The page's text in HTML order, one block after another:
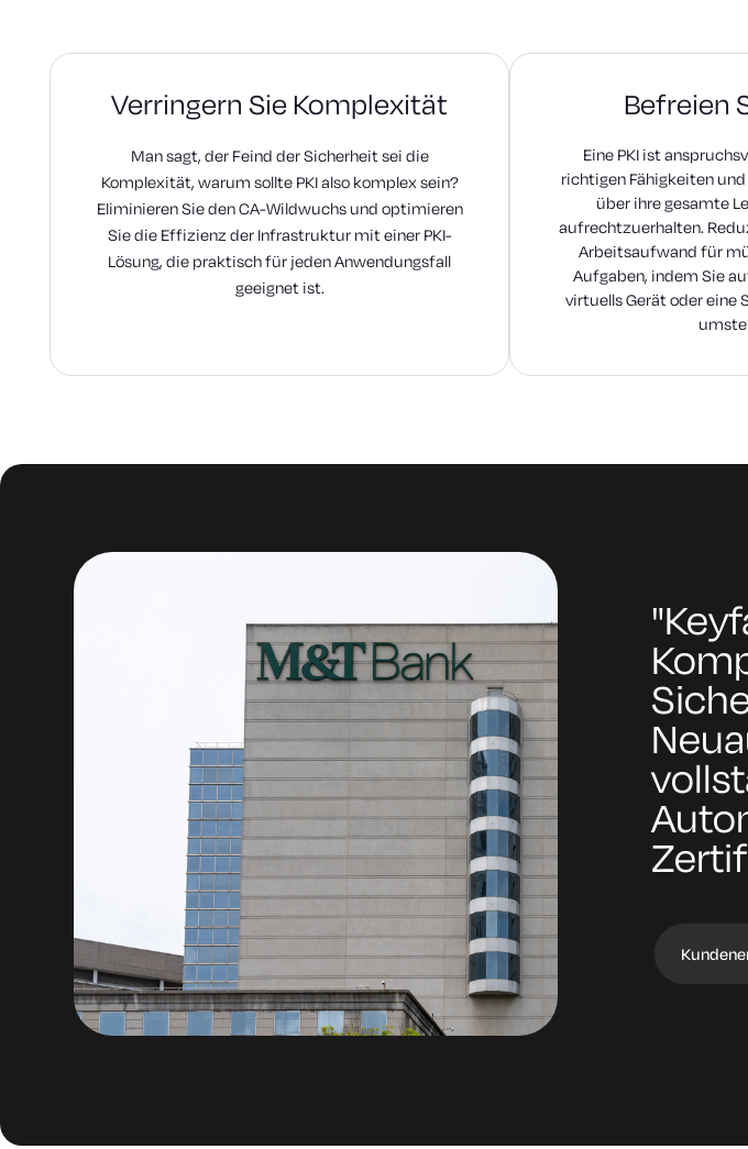
Verringern Sie Komplexität
Man sagt, der Feind der Sicherheit sei die
Komplexität, warum sollte PKI also komplex sein?
Eliminieren Sie den CA-Wildwuchs und optimieren
Sie die Effizienz der Infrastruktur mit einer PKI-
Lösung, die praktisch für jeden Anwendungsfall
geeignet ist.
Befreien
Eine PKI ist
richtigen Fähigkeiten
über ihre gesamte
aufrechtzuerhalten.
Arbeitsaufwand für
Aufgaben, indem Sie
virtuells Gerät oder eine